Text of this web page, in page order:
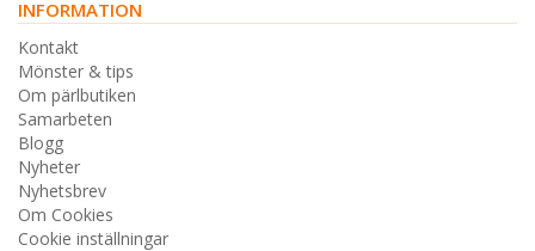
INFORMATION
Kontakt
Mönster & tips
Om pärlbutiken
Samarbeten
Blogg
Nyheter
Nyhetsbrev
Om Cookies
Cookie inställningar